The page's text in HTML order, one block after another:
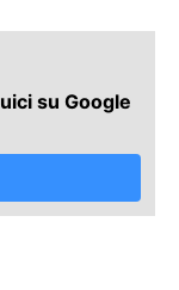
su Google